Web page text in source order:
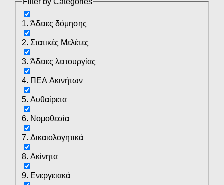
Filter by Categories
1. Άδειες δόμησης
2. Στατικές Μελέτες
3. Άδειες λειτουργίας
4. ΠΕΑ Ακινήτων
5. Αυθαίρετα
6. Νομοθεσία
7. Δικαιολογητικά
8. Ακίνητα
9. Ενεργειακά